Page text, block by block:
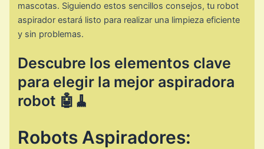
mascotas. Siguiendo estos sencillos consejos, tu robot
aspirador estará listo para realizar una limpieza eficiente
y sin problemas.
Descubre los elementos clave
para elegir la mejor aspiradora
robot 🤖🧹
Robots Aspiradores: